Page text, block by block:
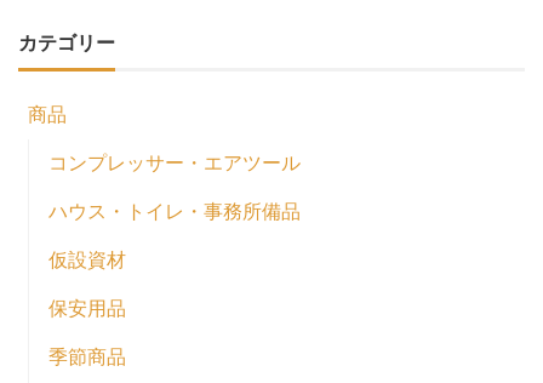
カテゴリー
商品
コンプレッサー・エアツール
ハウス・トイレ・事務所備品
仮設資材
保安用品
季節商品